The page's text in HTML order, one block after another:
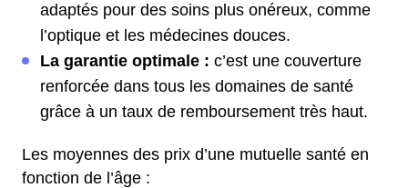
adaptés pour des soins plus onéreux, comme
l’optique et les médecines douces.
La garantie optimale : c’est une couverture
renforcée dans tous les domaines de santé
grâce à un taux de remboursement très haut.
Les moyennes des prix d’une mutuelle santé en
fonction de l’âge :